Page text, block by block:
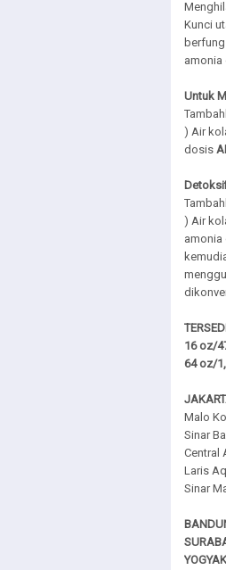
Kunci
amonia
Untuk
) Air
dosis
) Air
amonia
16 oz/
64 oz/
Malo
Sinar
Central
Laris
Sinar